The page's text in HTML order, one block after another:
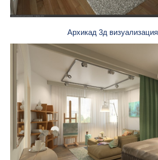
Архикад 3д визуализация